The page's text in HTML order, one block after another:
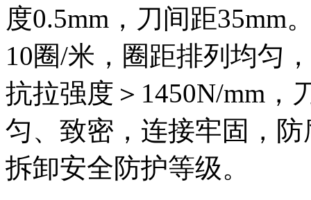
度0.5mm，刀间距35mm
10圈/米，圈距排列均匀
抗拉强度＞1450N/mm，
匀、致密，连接牢固，
拆卸安全防护等级。